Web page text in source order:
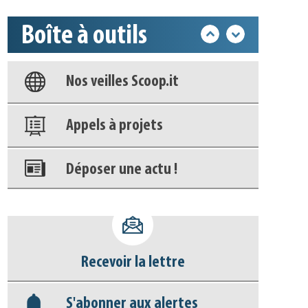
Boîte à outils
Base documentaire
Nos veilles Scoop.it
Appels à projets
Déposer une actu !
déconnecter)
Base documentaire
Recevoir la lettre
S'abonner aux alertes